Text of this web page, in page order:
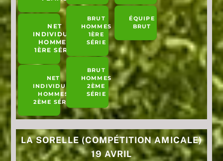
NET
INDIVIDUEL
HOMMES
1ÈRE SÉRIE
NET
INDIVIDUEL
HOMMES
2ÈME SÉRIE
BRUT
HOMMES
1ÈRE
SÉRIE
BRUT
HOMMES
2ÈME
SÉRIE
ÉQUIPE
BRUT
LA SORELLE (COMPÉTITION AMICALE)
19 AVRIL